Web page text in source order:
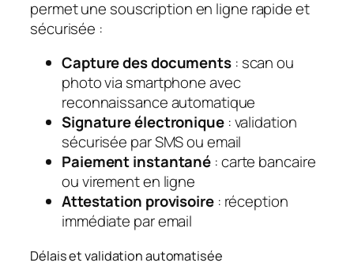
permet une souscription en ligne rapide et
sécurisée :
Capture des documents: scan ou
photo via smartphone avec
reconnaissance automatique
Signature électronique: validation
sécurisée par SMS ou email
Paiement instantané : carte bancaire
ou virement en ligne
Attestation provisoire: réception
immédiate par email
Délais et validation automatisée